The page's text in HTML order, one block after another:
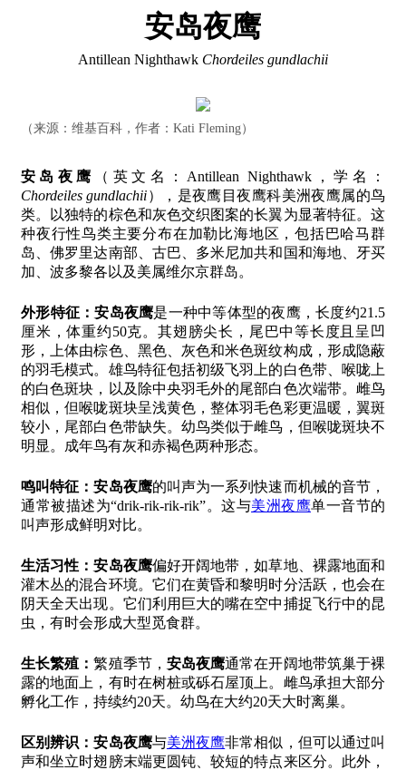
安岛夜鹰
Antillean Nighthawk Chordeiles gundlachii
（来源：维基百科，作者：Kati Fleming）
安岛夜鹰
（英文名：Antillean Nighthawk，学名：
Chordeiles gundlachii），是夜鹰目夜鹰科美洲夜鹰属的鸟
类。以独特的棕色和灰色交织图案的长翼为显著特征。这
种夜行性鸟类主要分布在加勒比海地区，包括巴哈马群
岛、佛罗里达南部、古巴、多米尼加共和国和海地、牙买
加、波多黎各以及美属维尔京群岛。
外形特征：安岛夜鹰是一种中等体型的夜鹰，长度约21.5
厘米，体重约50克。其翅膀尖长，尾巴中等长度且呈凹
形，上体由棕色、黑色、灰色和米色斑纹构成，形成隐蔽
的羽毛模式。雄鸟特征包括初级飞羽上的白色带、喉咙上
的白色斑块，以及除中央羽毛外的尾部白色次端带。雌鸟
相似，但喉咙斑块呈浅黄色，整体羽毛色彩更温暖，翼斑
较小，尾部白色带缺失。幼鸟类似于雌鸟，但喉咙斑块不
明显。成年鸟有灰和赤褐色两种形态。
鸣叫特征：安岛夜鹰的叫声为一系列快速而机械的音节，
通常被描述为“drik-rik-rik-rik”。这与美洲夜鹰单一音节的
叫声形成鲜明对比。
生活习性：安岛夜鹰偏好开阔地带，如草地、裸露地面和
灌木丛的混合环境。它们在黄昏和黎明时分活跃，也会在
阴天全天出现。它们利用巨大的嘴在空中捕捉飞行中的昆
虫，有时会形成大型觅食群。
生长繁殖：繁殖季节， 安岛夜鹰通常在开阔地带筑巢于裸
露的地面上，有时在树桩或砾石屋顶上。雌鸟承担大部分
孵化工作，持续约20天。幼鸟在大约20天大时离巢。
区别辨识：安岛夜鹰与美洲夜鹰非常相似，但可以通过叫
声和坐立时翅膀末端更圆钝、较短的特点来区分。此外，